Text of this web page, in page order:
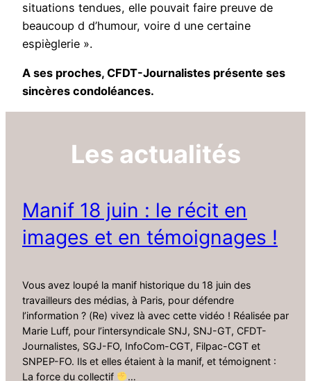
situations tendues, elle pouvait faire preuve de
beaucoup d d’humour, voire d une certaine
espièglerie ».
A ses proches, CFDT-Journalistes présente ses
sincères condoléances.
Les actualités
Manif 18 juin : le récit en
images et en témoignages !
Vous avez loupé la manif historique du 18 juin des
travailleurs des médias, à Paris, pour défendre
l’information ? (Re) vivez là avec cette vidéo ! Réalisée par
Marie Luff, pour l’intersyndicale SNJ, SNJ-GT, CFDT-
Journalistes, SGJ-FO, InfoCom-CGT, Filpac-CGT et
SNPEP-FO. Ils et elles étaient à la manif, et témoignent :
La force du collectif
…